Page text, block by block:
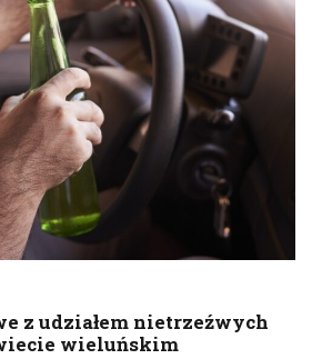
z udziałem nietrzeźwych
wieluńskim